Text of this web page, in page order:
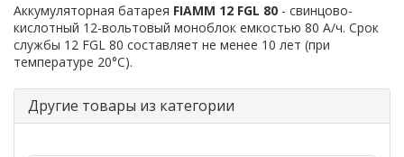
Аккумуляторная батарея FIAMM 12 FGL 80 - свинцово-
кислотный 12-вольтовый моноблок емкостью 80 А/ч. Срок
службы 12 FGL 80 составляет не менее 10 лет (при
температуре 20°C).
Другие товары из категории